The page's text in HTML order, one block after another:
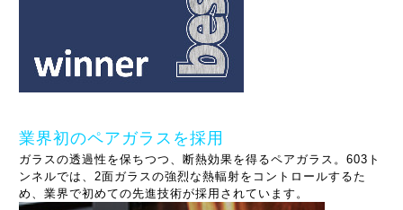
業界初のペアガラスを採用
ガラスの透過性を保ちつつ、断熱効果を得るペアガラス。603ト
ンネルでは、2面ガラスの強烈な熱輻射をコントロールするた
め、業界で初めての先進技術が採用されています。